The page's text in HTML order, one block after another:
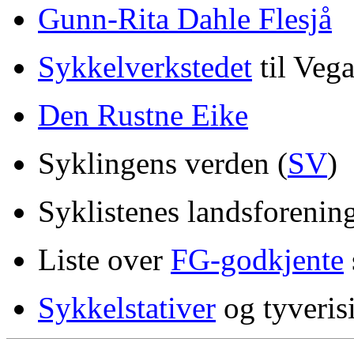
Gunn-Rita Dahle Flesjå
Sykkelverkstedet til
Den Rustne Eike
Syklingens verden (SV)
Syklistenes
Liste over FG-godkjente
Sykkelstativer og